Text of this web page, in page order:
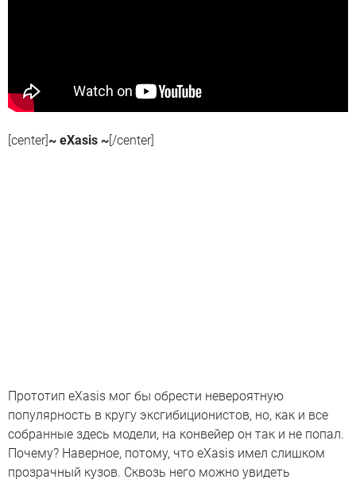
[center] ~ eXasis ~ [/center]
Прототип eXasis мог бы обрести невероятную
популярность в кругу эксгибиционистов, но, как и все
собранные здесь модели, на конвейер он так и не попал.
Почему? Наверное, потому, что eXasis имел слишком
прозрачный кузов. Сквозь него можно увидеть